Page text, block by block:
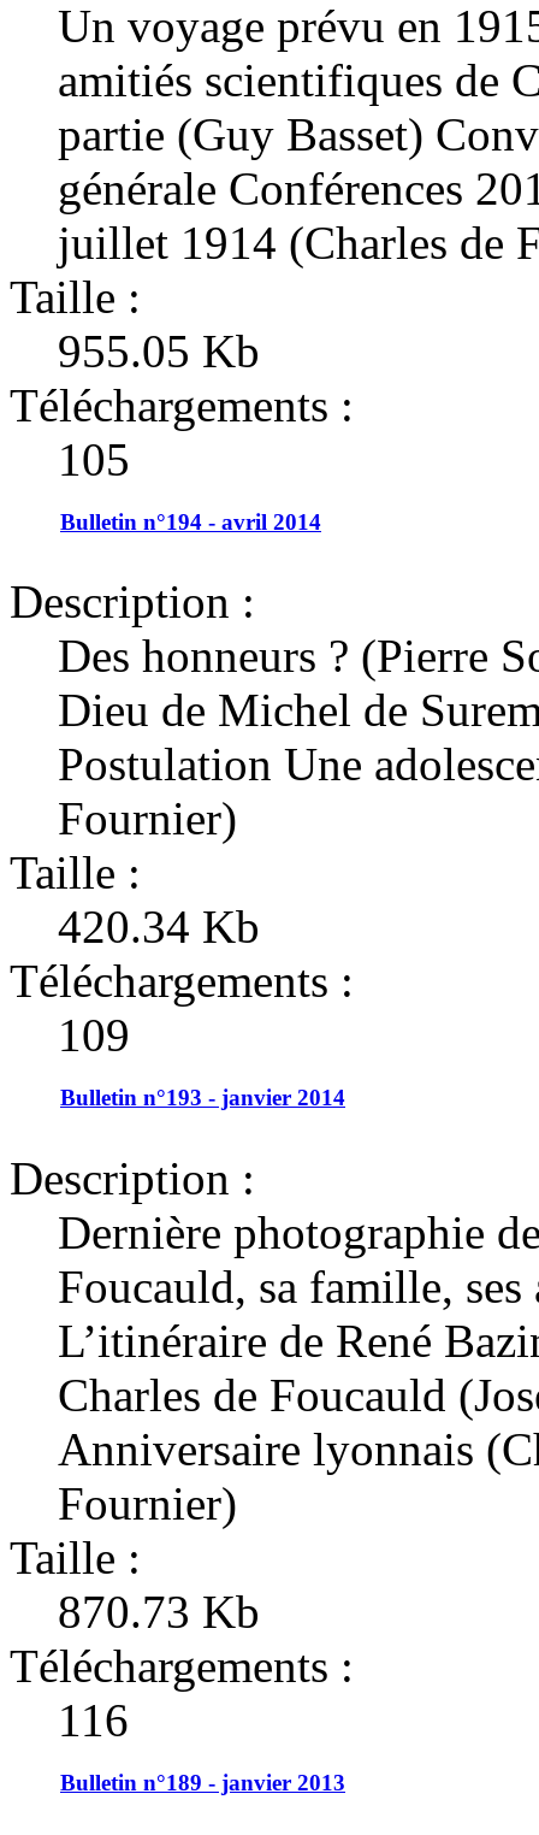
Un voyage prévu en
amitiés scientifiques de
partie (Guy Basset)
générale Conférences
juillet 1914 (Charles de
Taille :
955.05 Kb
Téléchargements :
105
Bulletin n°194 - avril 2014
Description :
Des honneurs ? (Pierre
Dieu de Michel de
Postulation Une
Fournier)
Taille :
420.34 Kb
Téléchargements :
109
Bulletin n°193 - janvier 2014
Description :
Dernière photographie
Foucauld, sa famille,
L’itinéraire de René
Charles de Foucauld
Anniversaire lyonnais
Fournier)
Taille :
870.73 Kb
Téléchargements :
116
Bulletin n°189 - janvier 2013